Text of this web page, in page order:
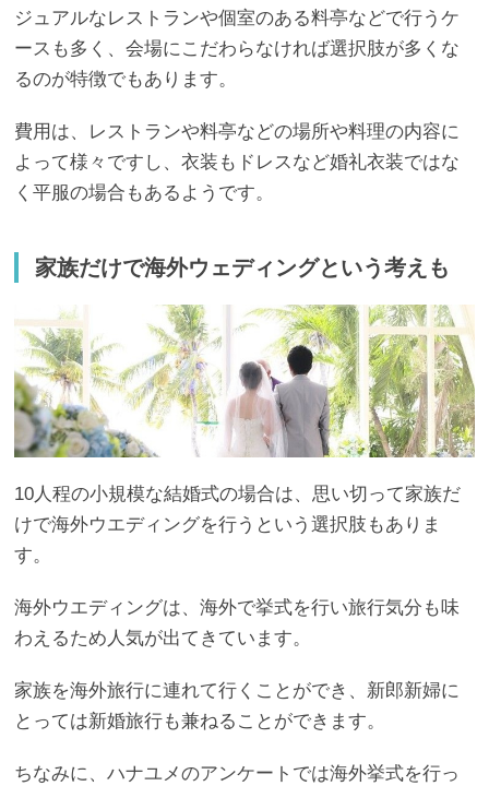
ジュアルなレストランや個室のある料亭などで行うケ
ースも多く、会場にこだわらなければ選択肢が多くな
るのが特徴でもあります。
費用は、レストランや料亭などの場所や料理の内容に
よって様々ですし、衣装もドレスなど婚礼衣装ではな
く平服の場合もあるようです。
家族だけで海外ウェディングという考えも
10人程の小規模な結婚式の場合は、思い切って家族だ
けで海外ウエディングを行うという選択肢もありま
す。
海外ウエディングは、海外で挙式を行い旅行気分も味
わえるため人気が出てきています。
家族を海外旅行に連れて行くことができ、新郎新婦に
とっては新婚旅行も兼ねることができます。
ちなみに、ハナユメのアンケートでは海外挙式を行っ